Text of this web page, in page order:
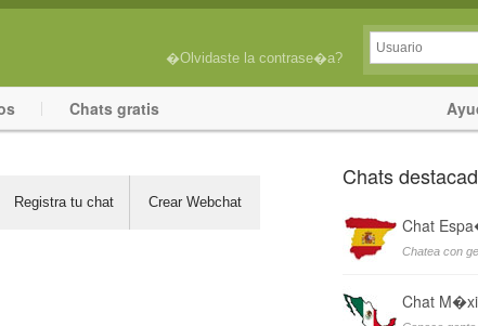
�Olvidaste la contrase�a?
Chats gratis
Registra tu chat Crear Webchat
Chats
Chat
Chatea con
Chat